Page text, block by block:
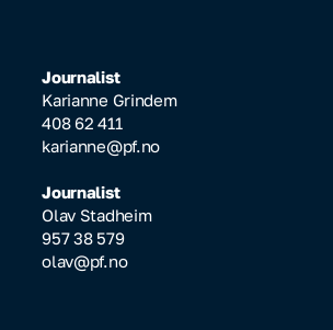
Journalist
Karianne Grindem
408 62 411
karianne@pf.no
Journalist
Olav Stadheim
957 38 579
olav@pf.no